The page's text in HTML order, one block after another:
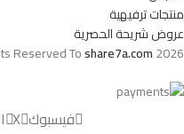
منتجات ترفيهية
عروض شريحة الحصرية
Reserved Toshare7a.com2026.
فيسبوك X